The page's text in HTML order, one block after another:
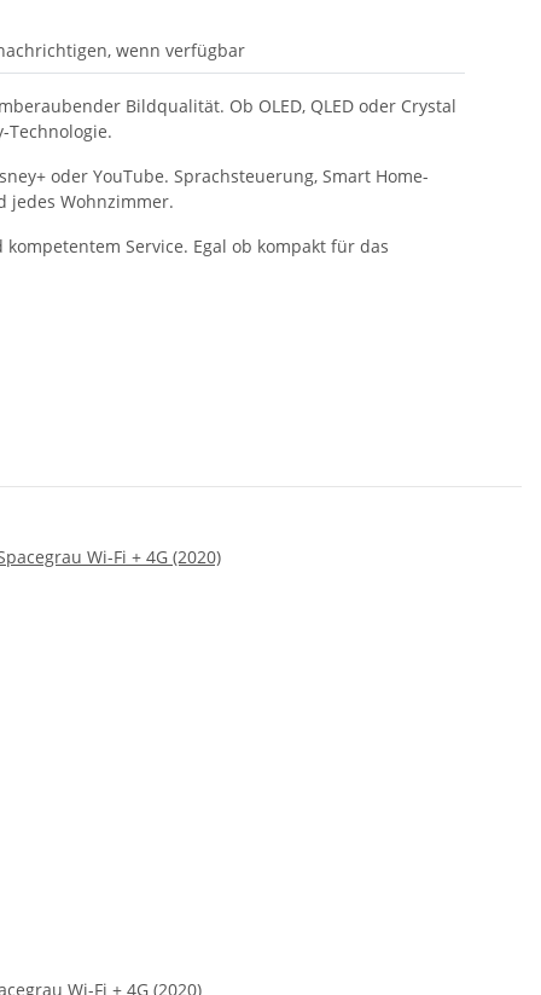
wenn verfügbar
Bildqualität. Ob OLED, QLED oder Crystal
Technologie.
oder YouTube. Sprachsteuerung, Smart Home-
jedes Wohnzimmer.
Service. Egal ob kompakt für das
Wi-Fi + 4G (2020)